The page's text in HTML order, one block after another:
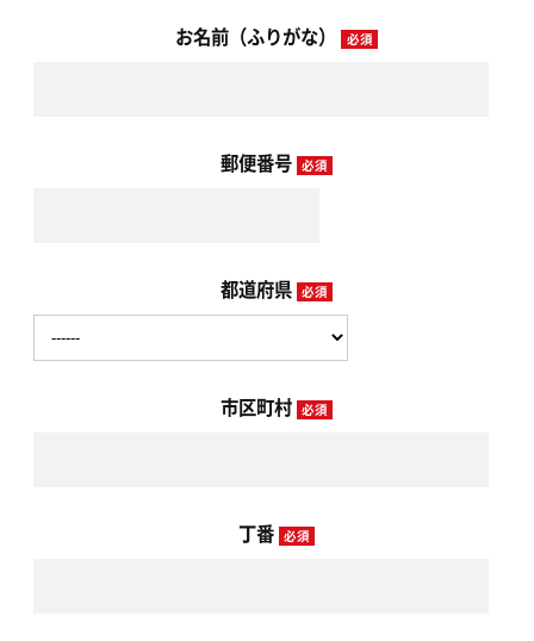
お名前（ふりがな） 必須
郵便番号 必須
都道府県 必須
市区町村 必須
丁番 必須